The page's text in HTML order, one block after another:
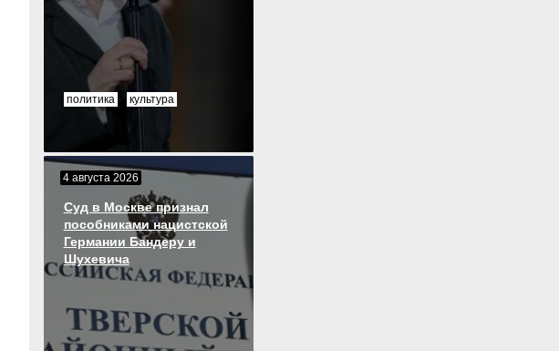
политика культура
4 августа 2026
Суд в Москве признал
пособниками нацистской
Германии Бандеру и
Шухевича